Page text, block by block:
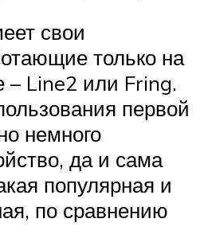
свои
только на
– Line2 или Fring.
первой
немного
да и сама
популярная и
по сравнению